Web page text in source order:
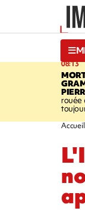
08:13
rouée
Accueil